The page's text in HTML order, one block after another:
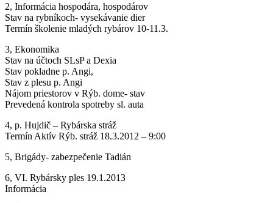
2, Informácia hospodára, hospodárov
Stav na rybníkoch- vysekávanie dier
Termín školenie mladých rybárov 10-11.3.
3, Ekonomika
Stav na účtoch SLsP a Dexia
Stav pokladne p. Angi,
Stav z plesu p. Angi
Nájom priestorov v Rýb. dome- stav
Prevedená kontrola spotreby sl. auta
4, p. Hujdič – Rybárska stráž
Termín Aktív Rýb. stráž 18.3.2012 – 9:00
5, Brigády- zabezpečenie Tadián
6, VI. Rybársky ples 19.1.2013
Informácia